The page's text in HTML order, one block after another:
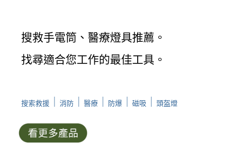
搜救手電筒、醫療燈具推薦。
找尋適合您工作的最佳工具。
搜索救援 消防 醫療 防爆 磁吸 頭盔燈